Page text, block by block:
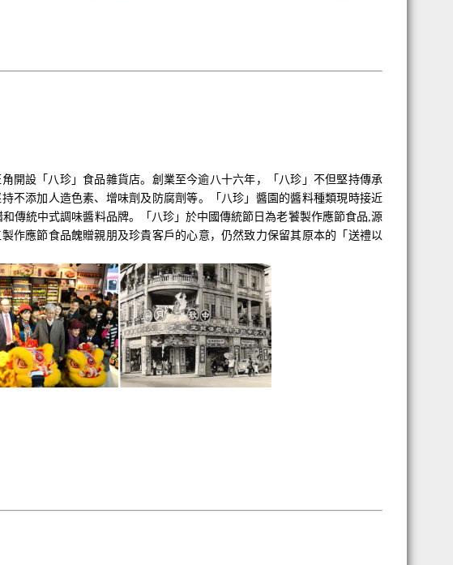
開設「八珍」食品雜貨店。創業至今逾八十六年，「八珍」不但堅持傳承
不添加人造色素、增味劑及防腐劑等。「八珍」醬園的醬料種類現時接近
傳統中式調味醬料品牌。「八珍」於中國傳統節日為老饕製作應節食品,源
作應節食品餽贈親朋及珍貴客戶的心意，仍然致力保留其原本的「送禮以